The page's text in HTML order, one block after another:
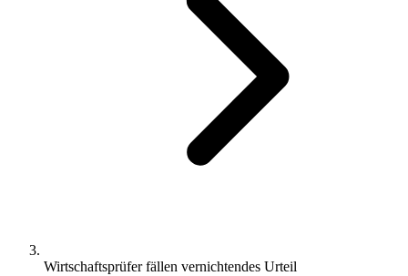
Wirtschaftsprüfer fällen vernichtendes Urteil